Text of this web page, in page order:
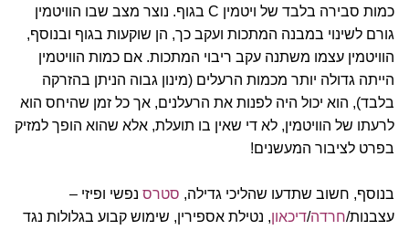
כמות סבירה בלבד של ויטמין C בגוף. נוצר מצב שבו הוויטמין
גורם לשינוי במבנה המתכות ועקב כך, הן שוקעות בגוף ובנוסף,
הוויטמין עצמו משתנה עקב ריבוי המתכות. אם כמות הוויטמין
הייתה גדולה יותר מכמות הרעלים (מינון גבוה הניתן בהזרקה
בלבד), הוא יכול היה לפנות את הרעלנים, אך כל זמן שהיחס הוא
לרעתו של הוויטמין, לא די שאין בו תועלת, אלא שהוא הופך למזיק
בפרט לציבור המעשנים!
בנוסף, חשוב שתדעו שהליכי גדילה, סטרס נפשי ופיזי –
עצבנות/חרדה/דיכאון, נטילת אספירין, שימוש קבוע בגלולות נגד